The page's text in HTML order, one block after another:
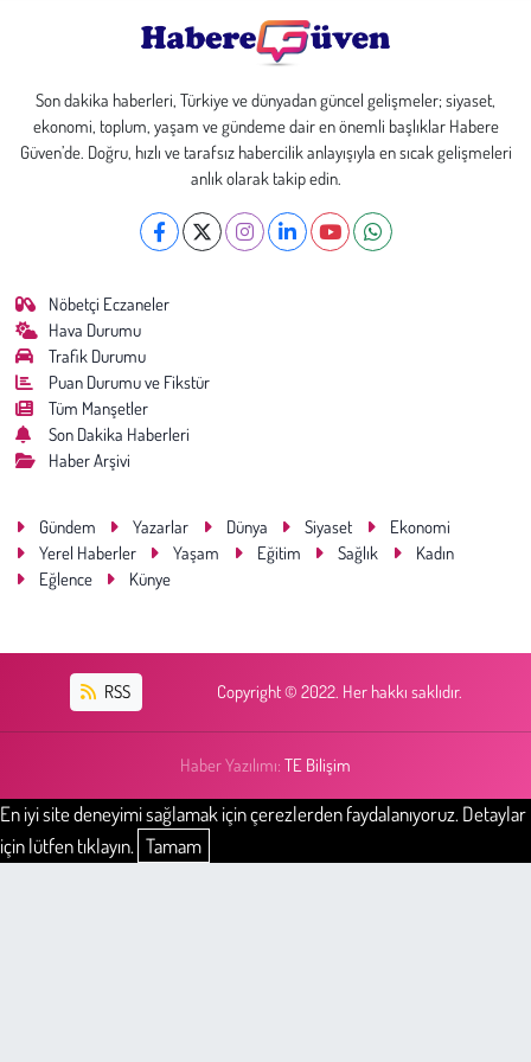
Son dakika haberleri, Türkiye ve dünyadan güncel gelişmeler; siyaset,
ekonomi, toplum, yaşam ve gündeme dair en önemli başlıklar Habere
Güven’de. Doğru, hızlı ve tarafsız habercilik anlayışıyla en sıcak gelişmeleri
anlık olarak takip edin.
Nöbetçi Eczaneler
Hava Durumu
Trafik Durumu
Puan Durumu ve Fikstür
Tüm Manşetler
Son Dakika Haberleri
Haber Arşivi
Gündem Yazarlar Dünya Siyaset
Ekonomi
Yerel Haberler
Yaşam Eğitim Sağlık
Kadın
Eğlence
Künye
RSS Copyright © 2022. Her hakkı saklıdır.
Haber Yazılımı: TE Bilişim
En iyi site deneyimi sağlamak için çerezlerden faydalanıyoruz. Detaylar
için lütfen tıklayın. Tamam